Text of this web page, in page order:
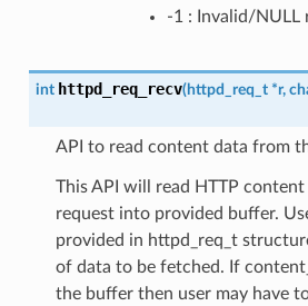
-1 : Invalid/NULL
int httpd_req_recv(httpd_req_t *r,
API to read content data from
This API will read HTTP
request into provided buffer.
provided in httpd_req_t
of data to be fetched. If
the buffer then user may have